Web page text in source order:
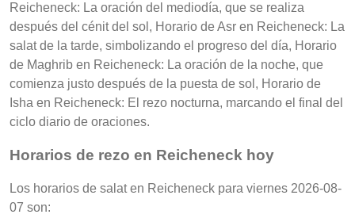
Reicheneck: La oración del mediodía, que se realiza
después del cénit del sol, Horario de Asr en Reicheneck: La
salat de la tarde, simbolizando el progreso del día, Horario
de Maghrib en Reicheneck: La oración de la noche, que
comienza justo después de la puesta de sol, Horario de
Isha en Reicheneck: El rezo nocturna, marcando el final del
ciclo diario de oraciones.
Horarios de rezo en Reicheneck hoy
Los horarios de salat en Reicheneck para viernes 2026-08-
07 son: